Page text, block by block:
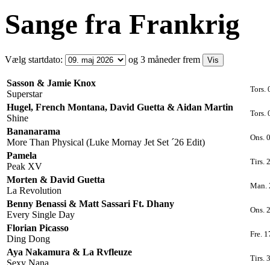
Sange fra Frankrig
Vælg startdato: og 3 måneder frem
Sasson & Jamie Knox
Superstar
Tors.
Hugel, French Montana, David Guetta & Aidan Martin
Shine
Tors.
Bananarama
More Than Physical (Luke Mornay Jet Set ´26 Edit)
Ons.
Pamela
Peak XV
Tirs.
Morten & David Guetta
La Revolution
Man.
Benny Benassi & Matt Sassari Ft. Dhany
Every Single Day
Ons.
Florian Picasso
Ding Dong
Fre.
Aya Nakamura & La Rvfleuze
Sexy Nana
Tirs.